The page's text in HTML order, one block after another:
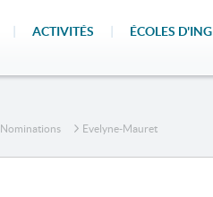
ACTIVITÉS ÉCOLES
Nominations Evelyne-Mauret